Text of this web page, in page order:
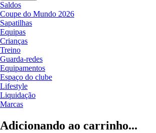
Saldos
Coupe do Mundo 2026
Sapatilhas
Equipas
Crianças
Treino
Guarda-redes
Equipamentos
Espaço do clube
Lifestyle
Liquidação
Marcas
Adicionando ao carrinho...